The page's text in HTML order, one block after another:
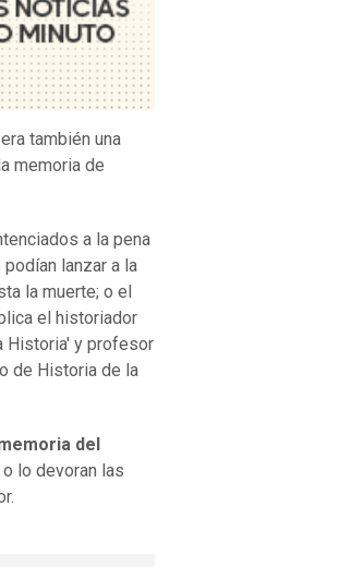
también una
memoria de
a la pena
lanzar a la
la muerte; o el
el historiador
Historia' y profesor
de Historia de la
del
lo devoran las